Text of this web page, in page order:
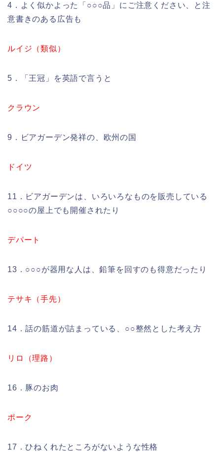
4．よく似かよった「○○○品」にご注意ください、と注
意書きのある広告も
ルイジ（類似）
5．「王冠」を英語で言うと
クラウン
9．ビアガーデン発祥の、欧州の国
ドイツ
11．ビアガーデンは、いろいろなものを販売している
○○○○の屋上でも開催されたり
デパート
13．○○○が器用な人は、鉛筆を回すのも得意だったり
テサキ（手先）
14．話の筋道が詰まっている、○○整然とした考え方
リロ（理路）
16．豚のお肉
ポーク
17．ひねくれたところがないような性格